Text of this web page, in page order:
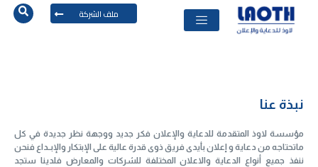
ملف الشركة
نبذة عنا
مؤسسة لاوذ المتقدمة للدعاية والإعلان فكر جديد ووجهة نظر جديدة في كل
ماتحتاجه من دعاية و إعلان بأيدى فريق ذوى قدرة عالية على الإبتكار والإبــداع فنحن
ننفذ جميع أنواع الدعاية والاعلان المختلفة للشركات والمعارض فلدينا ستجد